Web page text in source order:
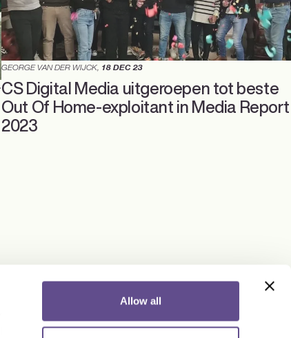
Allow all
GEORGE VAN DER WIJCK, 18 DEC 23
CS Digital Media uitgeroepen tot beste
Out Of Home-exploitant in Media Report
2023
CSDM Adverteren